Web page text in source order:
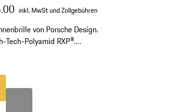
inkl. MwSt und Zollgebühren
inkl. MwSt und Zollgebühren
von Porsche Design.
Tech-Polyamid RXP®.
gold